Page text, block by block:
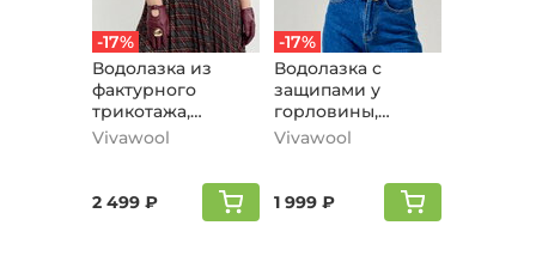
-17%
Водолазка из
фактурного
трикотажа,
брусничный
Vivawool
2 499 ₽
-17%
Водолазка с
защипами у
горловины,
красный
Vivawool
1 999 ₽